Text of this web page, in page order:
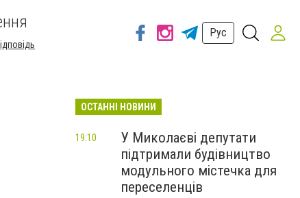
Рус
ОСТАННІ НОВИНИ
У Миколаєві депутати
підтримали будівництво
модульного містечка для
переселенців
19:10